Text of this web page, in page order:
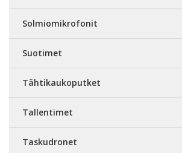
Solmiomikrofonit
Suotimet
Tähtikaukoputket
Tallentimet
Taskudronet